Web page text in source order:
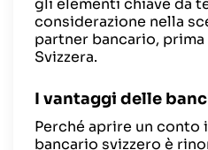
gli elementi chiave da
considerazione nella
partner bancario,
Svizzera.
I vantaggi delle
Perché aprire un conto
bancario svizzero è